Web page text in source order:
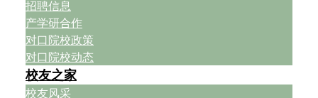
招聘信息
产学研合作
对口院校政策
对口院校动态
校友之家
校友风采